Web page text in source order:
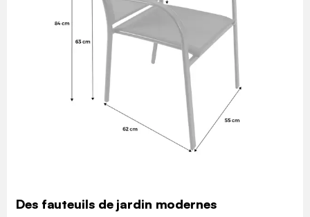
Des fauteuils de jardin modernes